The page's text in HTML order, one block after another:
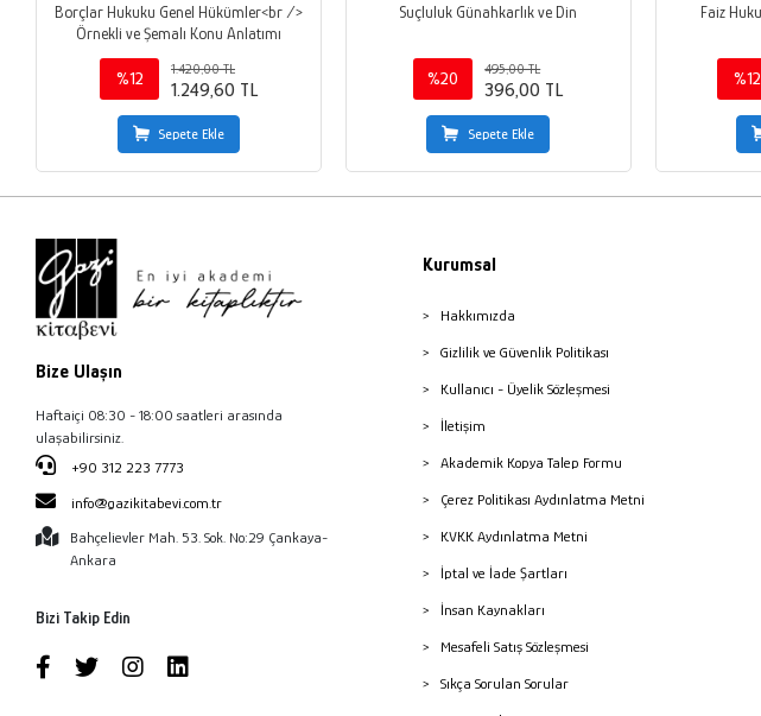
Borçlar Hukuku Genel Hükümler<br />
Örnekli ve Şemalı Konu Anlatımı
%12
1.420,00 TL
1.249,60 TL
Sepete Ekle
Suçluluk Günahkarlık ve Din
%20
495,00 TL
396,00 TL
Sepete Ekle
Faiz
%12
Bize Ulaşın
Haftaiçi 08:30 - 18:00 saatleri arasında
ulaşabilirsiniz.
+90 312 223 7773
info@gazikitabevi.com.tr
Bahçelievler Mah. 53. Sok. No:29 Çankaya-
Ankara
Bizi Takip Edin
Kurumsal
Hakkımızda
Gizlilik ve Güvenlik Politikası
Kullanıcı - Üyelik Sözleşmesi
İletişim
Akademik Kopya Talep Formu
Çerez Politikası Aydınlatma Metni
KVKK Aydınlatma Metni
İptal ve İade Şartları
İnsan Kaynakları
Mesafeli Satış Sözleşmesi
Sıkça Sorulan Sorular